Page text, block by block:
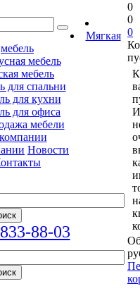
Мягкая
мебель
мебель
мебель
для спальни
для кухни
для офиса
мебели
Новости
88-03
0
0
0